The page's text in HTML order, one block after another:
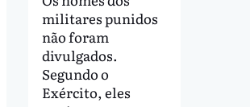
militares punidos
não foram
divulgados.
Segundo o
Exército, eles